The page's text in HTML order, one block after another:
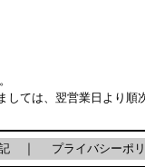
ては、翌営業日より順
プライバシーポ